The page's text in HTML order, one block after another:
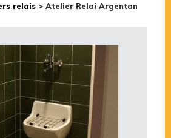
relais > Atelier Relai Argentan